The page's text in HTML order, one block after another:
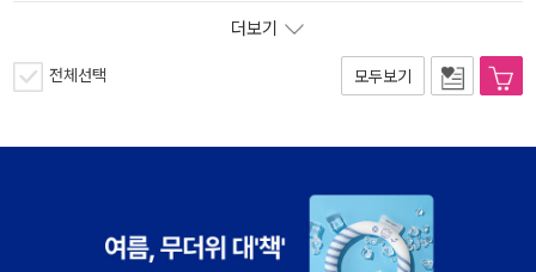
더보기
전체선택 모두보기